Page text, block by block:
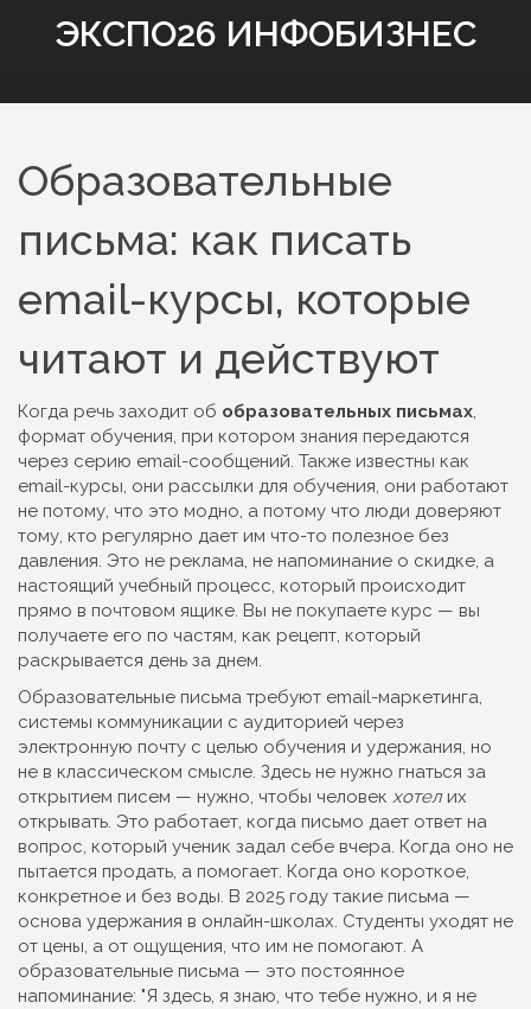
ЭКСПО26 ИНФОБИЗНЕС
Образовательные
письма: как писать
email-курсы, которые
читают и действуют
Когда речь заходит об образовательных письмах,
формат обучения, при котором знания передаются
через серию email-сообщений. Также известны как
email-курсы, они рассылки для обучения, они работают
не потому, что это модно, а потому что люди доверяют
тому, кто регулярно дает им что-то полезное без
давления. Это не реклама, не напоминание о скидке, а
настоящий учебный процесс, который происходит
прямо в почтовом ящике. Вы не покупаете курс — вы
получаете его по частям, как рецепт, который
раскрывается день за днем.
Образовательные письма требуют email-маркетинга,
системы коммуникации с аудиторией через
электронную почту с целью обучения и удержания, но
не в классическом смысле. Здесь не нужно гнаться за
открытием писем — нужно, чтобы человек хотелих
открывать. Это работает, когда письмо дает ответ на
вопрос, который ученик задал себе вчера. Когда оно не
пытается продать, а помогает. Когда оно короткое,
конкретное и без воды. В 2025 году такие письма —
основа удержания в онлайн-школах. Студенты уходят не
от цены, а от ощущения, что им не помогают. А
образовательные письма — это постоянное
напоминание: "Я здесь, я знаю, что тебе нужно, и я не